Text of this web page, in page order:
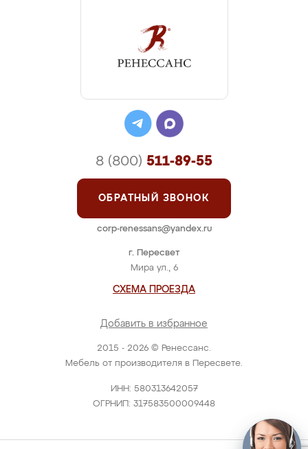
2015 - 2026 © Ренессанс.
Мебель от производителя в Пересвете.
ИНН: 580313642057
ОГРНИП: 317583500009448
г. Пересвет
Мира ул., 6
СХЕМА ПРОЕЗДА
Добавить в избранное
8 (800) 511-89-55
ОБРАТНЫЙ ЗВОНОК
corp-renessans@yandex.ru